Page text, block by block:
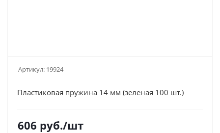
Артикул: 19924
Пластиковая пружина 14 мм (зеленая 100 шт.)
606 руб./шт